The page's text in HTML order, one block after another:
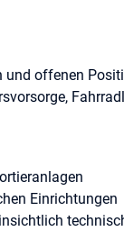
und offenen
Einrichtungen